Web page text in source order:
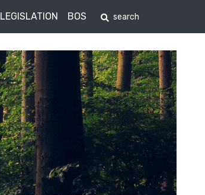
LEGISLATION BOS